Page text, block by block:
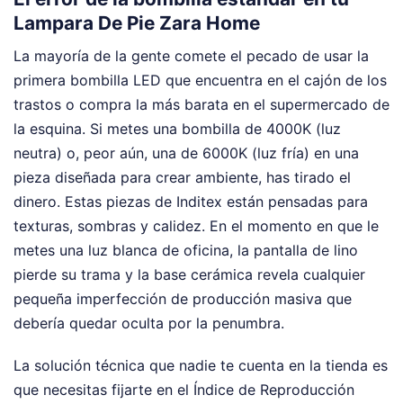
Lampara De Pie Zara Home
La mayoría de la gente comete el pecado de usar la
primera bombilla LED que encuentra en el cajón de los
trastos o compra la más barata en el supermercado de
la esquina. Si metes una bombilla de 4000K (luz
neutra) o, peor aún, una de 6000K (luz fría) en una
pieza diseñada para crear ambiente, has tirado el
dinero. Estas piezas de Inditex están pensadas para
texturas, sombras y calidez. En el momento en que le
metes una luz blanca de oficina, la pantalla de lino
pierde su trama y la base cerámica revela cualquier
pequeña imperfección de producción masiva que
debería quedar oculta por la penumbra.
La solución técnica que nadie te cuenta en la tienda es
que necesitas fijarte en el Índice de Reproducción